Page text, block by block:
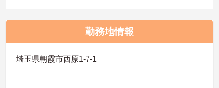
勤務地情報
埼玉県朝霞市西原1-7-1